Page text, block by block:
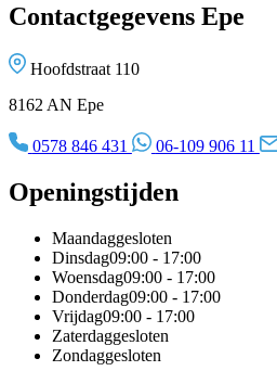
Contactgegevens Epe
Hoofdstraat 110
8162 AN Epe
0578 846 431 06-109 906 11
Openingstijden
Maandaggesloten
Dinsdag09:00 - 17:00
Woensdag09:00 - 17:00
Donderdag09:00 - 17:00
Vrijdag09:00 - 17:00
Zaterdaggesloten
Zondaggesloten